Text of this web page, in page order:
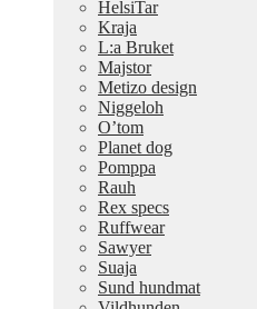
HelsiTar
Kraja
L:a Bruket
Majstor
Metizo design
Niggeloh
O’tom
Planet dog
Pomppa
Rauh
Rex specs
Ruffwear
Sawyer
Suaja
Sund hundmat